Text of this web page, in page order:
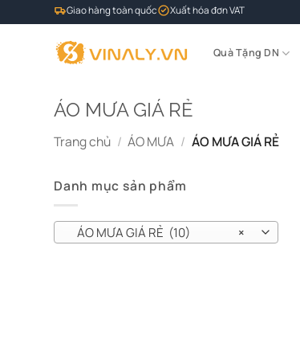
qua
Giao hàng toàn quốc Xuất hóa đơn VAT
Quà Tặng DN
ÁO MƯA GIÁ RẺ
Trang chủ / ÁO MƯA / ÁO MƯA GIÁ RẺ
Danh mục sản phẩm
×
ÁO MƯA GIÁ RẺ (10)